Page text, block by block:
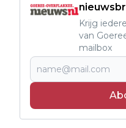
Krijg
van
mailbox